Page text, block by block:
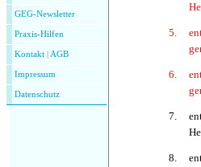
GEG-Newsletter
Praxis-Hilfen
Kontakt AGB
Impressum
Datenschutz
5.
6.
7.
8.